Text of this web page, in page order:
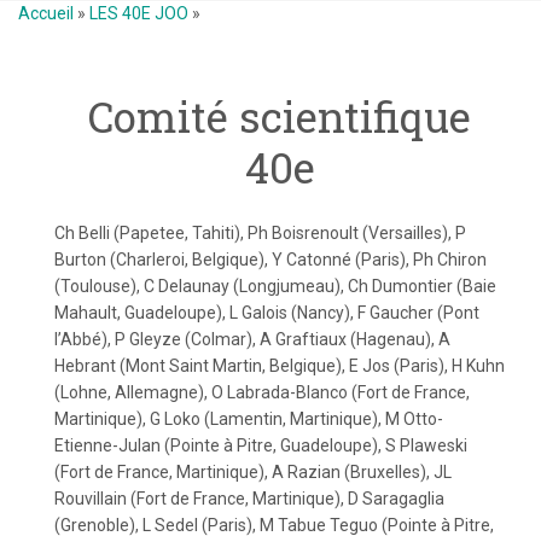
Accueil » LES 40E JOO »
Comité scientifique
40e
Ch Belli (Papetee, Tahiti), Ph Boisrenoult (Versailles), P
Burton (Charleroi, Belgique), Y Catonné (Paris), Ph Chiron
(Toulouse), C Delaunay (Longjumeau), Ch Dumontier (Baie
Mahault, Guadeloupe), L Galois (Nancy), F Gaucher (Pont
l’Abbé), P Gleyze (Colmar), A Graftiaux (Hagenau), A
Hebrant (Mont Saint Martin, Belgique), E Jos (Paris), H Kuhn
(Lohne, Allemagne), O Labrada-Blanco (Fort de France,
Martinique), G Loko (Lamentin, Martinique), M Otto-
Etienne-Julan (Pointe à Pitre, Guadeloupe), S Plaweski
(Fort de France, Martinique), A Razian (Bruxelles), JL
Rouvillain (Fort de France, Martinique), D Saragaglia
(Grenoble), L Sedel (Paris), M Tabue Teguo (Pointe à Pitre,